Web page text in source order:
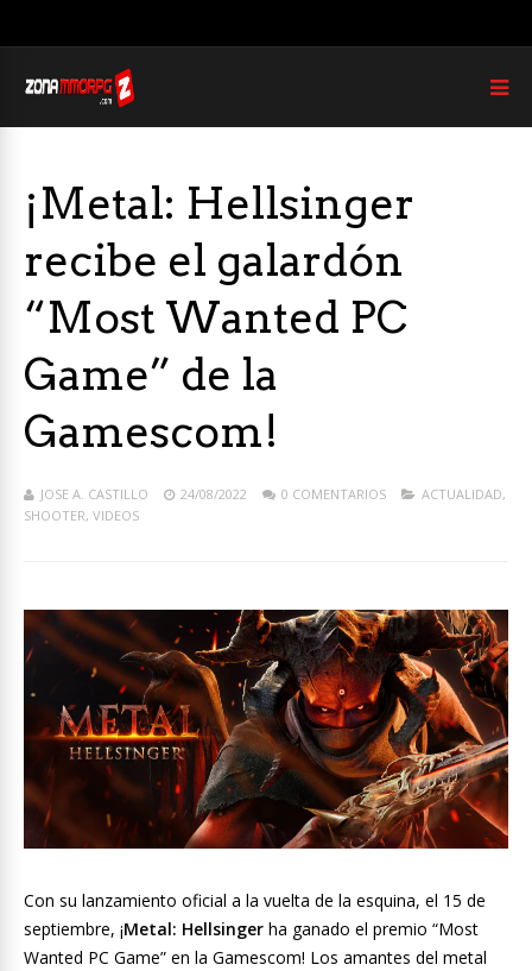
¡Metal: Hellsinger
recibe el galardón
“Most Wanted PC
Game” de la
Gamescom!
JOSE A. CASTILLO 24/08/2022 0 COMENTARIOS ACTUALIDAD,
SHOOTER, VIDEOS
Con su lanzamiento oficial a la vuelta de la esquina, el 15 de
septiembre, ¡Metal: Hellsinger ha ganado el premio “Most
Wanted PC Game” en la Gamescom! Los amantes del metal